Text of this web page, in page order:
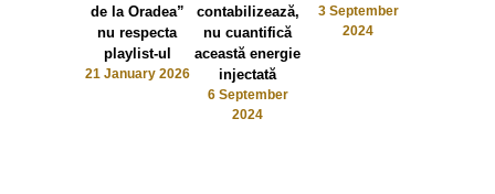
de la Oradea”
nu respecta
playlist-ul
21 January 2026
contabilizează,
nu cuantifică
această energie
injectată
6 September
2024
3 September
2024